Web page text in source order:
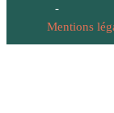
-
Mentions